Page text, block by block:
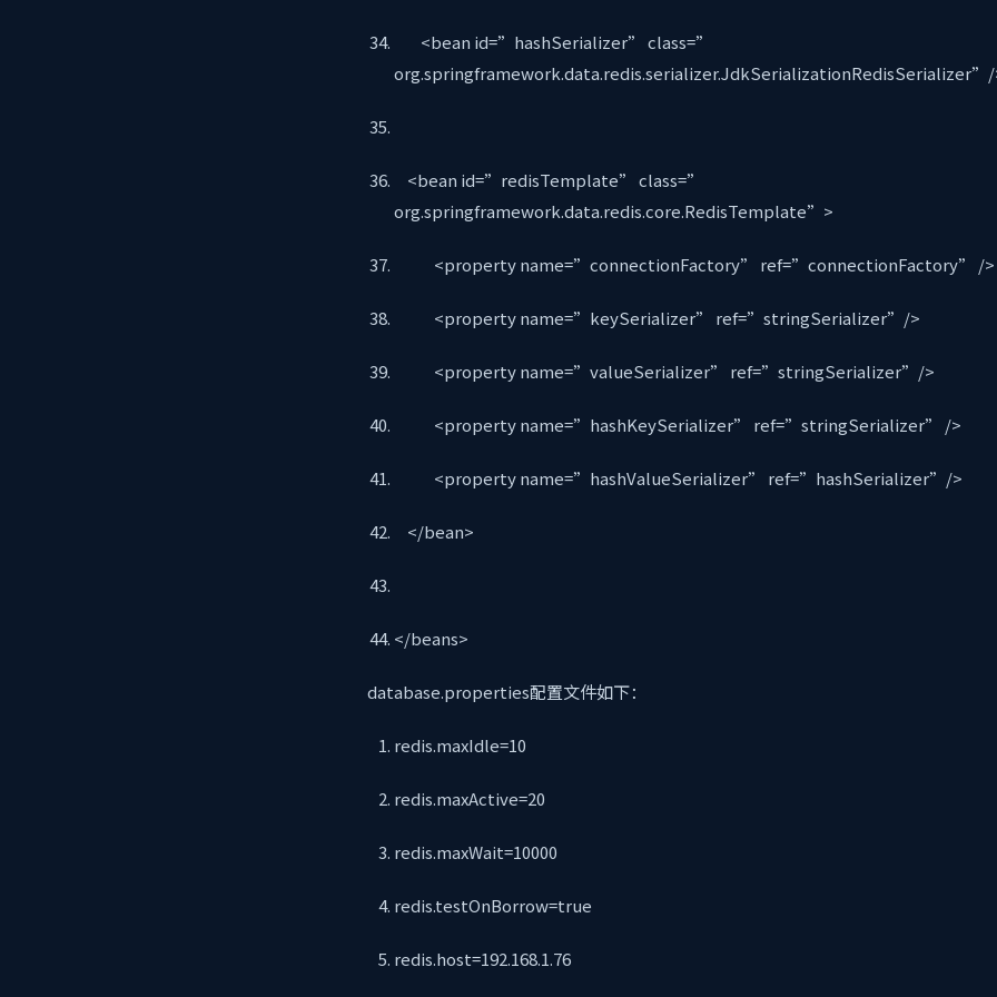
<bean id=”hashSerializer” class=”
<bean id=”redisTemplate” class=”
org.springframework.data.redis.core.RedisTemplate”>
<property name=”connectionFactory” ref=”connectionFactory” /
<property name=”keySerializer” ref=”stringSerializer”/>
<property name=”valueSerializer” ref=”stringSerializer”/>
<property name=”hashKeySerializer” ref=”stringSerializer” />
<property name=”hashValueSerializer” ref=”hashSerializer”/>
</bean>
</beans>
database.properties配置文件如下：
redis.maxIdle=10
redis.maxActive=20
redis.maxWait=10000
redis.testOnBorrow=true
redis.host=192.168.1.76